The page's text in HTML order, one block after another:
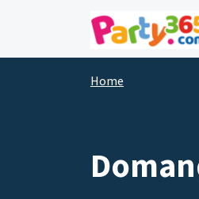
Home